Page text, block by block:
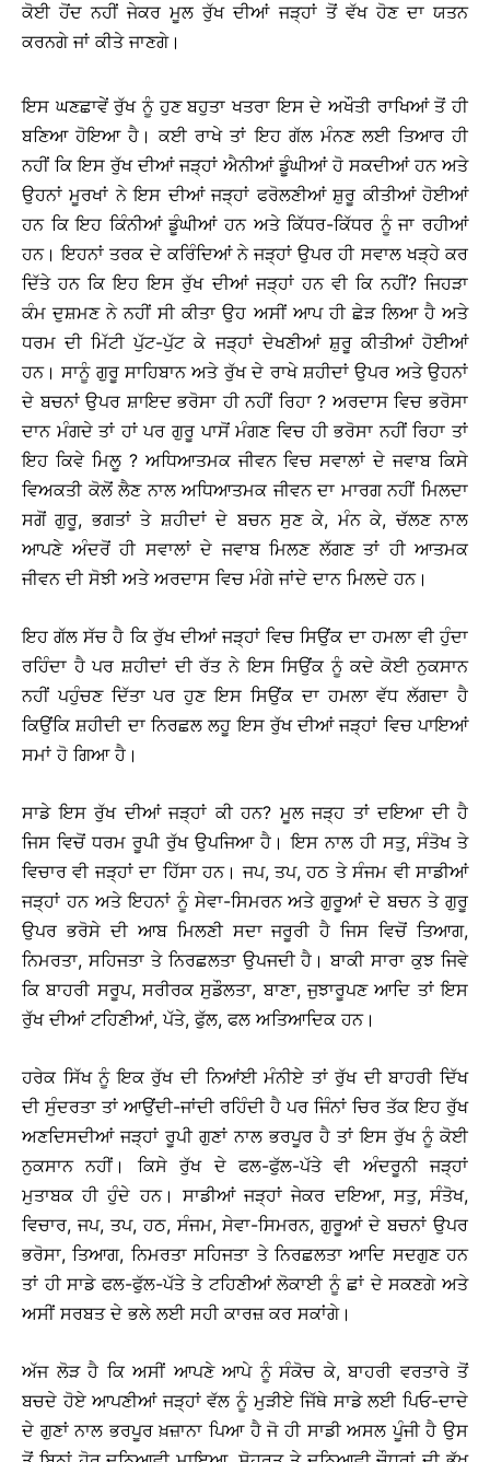
ਕੋਈ ਹੋਂਦ ਨਹੀਂ ਜੇਕਰ ਮੂਲ ਰੁੱਖ ਦੀਆਂ ਜੜ੍ਹਾਂ ਤੋਂ ਵੱਖ ਹੋਣ ਦਾ ਯਤਨ
ਕਰਨਗੇ ਜਾਂ ਕੀਤੇ ਜਾਣਗੇ।
ਇਸ ਘਣਛਾਵੇਂ ਰੁੱਖ ਨੂੰ ਹੁਣ ਬਹੁਤਾ ਖਤਰਾ ਇਸ ਦੇ ਅਖੌਤੀ ਰਾਖਿਆਂ ਤੋਂ ਹੀ
ਬਣਿਆ ਹੋਇਆ ਹੈ। ਕਈ ਰਾਖੇ ਤਾਂ ਇਹ ਗੱਲ ਮੰਨਣ ਲਈ ਤਿਆਰ ਹੀ
ਨਹੀਂ ਕਿ ਇਸ ਰੁੱਖ ਦੀਆਂ ਜੜ੍ਹਾਂ ਐਨੀਆਂ ਡੂੰਘੀਆਂ ਹੋ ਸਕਦੀਆਂ ਹਨ ਅਤੇ
ਉਹਨਾਂ ਮੂਰਖਾਂ ਨੇ ਇਸ ਦੀਆਂ ਜੜ੍ਹਾਂ ਫਰੋਲਣੀਆਂ ਸ਼ੁਰੂ ਕੀਤੀਆਂ ਹੋਈਆਂ
ਹਨ ਕਿ ਇਹ ਕਿੰਨੀਆਂ ਡੂੰਘੀਆਂ ਹਨ ਅਤੇ ਕਿੱਧਰ-ਕਿੱਧਰ ਨੂੰ ਜਾ ਰਹੀਆਂ
ਹਨ। ਇਹਨਾਂ ਤਰਕ ਦੇ ਕਰਿੰਦਿਆਂ ਨੇ ਜੜ੍ਹਾਂ ਉਪਰ ਹੀ ਸਵਾਲ ਖੜ੍ਹੇ ਕਰ
ਦਿੱਤੇ ਹਨ ਕਿ ਇਹ ਇਸ ਰੁੱਖ ਦੀਆਂ ਜੜ੍ਹਾਂ ਹਨ ਵੀ ਕਿ ਨਹੀਂ? ਜਿਹੜਾ
ਕੰਮ ਦੁਸ਼ਮਣ ਨੇ ਨਹੀਂ ਸੀ ਕੀਤਾ ਉਹ ਅਸੀਂ ਆਪ ਹੀ ਛੇੜ ਲਿਆ ਹੈ ਅਤੇ
ਧਰਮ ਦੀ ਮਿੱਟੀ ਪੁੱਟ-ਪੁੱਟ ਕੇ ਜੜ੍ਹਾਂ ਦੇਖਣੀਆਂ ਸ਼ੁਰੂ ਕੀਤੀਆਂ ਹੋਈਆਂ
ਹਨ। ਸਾਨੂੰ ਗੁਰੂ ਸਾਹਿਬਾਨ ਅਤੇ ਰੁੱਖ ਦੇ ਰਾਖੇ ਸ਼ਹੀਦਾਂ ਉਪਰ ਅਤੇ ਉਹਨਾਂ
ਦੇ ਬਚਨਾਂ ਉਪਰ ਸ਼ਾਇਦ ਭਰੋਸਾ ਹੀ ਨਹੀਂ ਰਿਹਾ ? ਅਰਦਾਸ ਵਿਚ ਭਰੋਸਾ
ਦਾਨ ਮੰਗਦੇ ਤਾਂ ਹਾਂ ਪਰ ਗੁਰੂ ਪਾਸੋਂ ਮੰਗਣ ਵਿਚ ਹੀ ਭਰੋਸਾ ਨਹੀਂ ਰਿਹਾ ਤਾਂ
ਇਹ ਕਿਵੇ ਮਿਲੂ ? ਅਧਿਆਤਮਕ ਜੀਵਨ ਵਿਚ ਸਵਾਲਾਂ ਦੇ ਜਵਾਬ ਕਿਸੇ
ਵਿਅਕਤੀ ਕੋਲੋਂ ਲੈਣ ਨਾਲ ਅਧਿਆਤਮਕ ਜੀਵਨ ਦਾ ਮਾਰਗ ਨਹੀਂ ਮਿਲਦਾ
ਸਗੋਂ ਗੁਰੂ, ਭਗਤਾਂ ਤੇ ਸ਼ਹੀਦਾਂ ਦੇ ਬਚਨ ਸੁਣ ਕੇ, ਮੰਨ ਕੇ, ਚੱਲਣ ਨਾਲ
ਆਪਣੇ ਅੰਦਰੋਂ ਹੀ ਸਵਾਲਾਂ ਦੇ ਜਵਾਬ ਮਿਲਣ ਲੱਗਣ ਤਾਂ ਹੀ ਆਤਮਕ
ਜੀਵਨ ਦੀ ਸੋਝੀ ਅਤੇ ਅਰਦਾਸ ਵਿਚ ਮੰਗੇ ਜਾਂਦੇ ਦਾਨ ਮਿਲਦੇ ਹਨ।
ਇਹ ਗੱਲ ਸੱਚ ਹੈ ਕਿ ਰੁੱਖ ਦੀਆਂ ਜੜ੍ਹਾਂ ਵਿਚ ਸਿਉਂਕ ਦਾ ਹਮਲਾ ਵੀ ਹੁੰਦਾ
ਰਹਿੰਦਾ ਹੈ ਪਰ ਸ਼ਹੀਦਾਂ ਦੀ ਰੱਤ ਨੇ ਇਸ ਸਿਉਂਕ ਨੂੰ ਕਦੇ ਕੋਈ ਨੁਕਸਾਨ
ਨਹੀਂ ਪਹੁੰਚਣ ਦਿੱਤਾ ਪਰ ਹੁਣ ਇਸ ਸਿਉਂਕ ਦਾ ਹਮਲਾ ਵੱਧ ਲੱਗਦਾ ਹੈ
ਕਿਉਂਕਿ ਸ਼ਹੀਦੀ ਦਾ ਨਿਰਛਲ ਲਹੂ ਇਸ ਰੁੱਖ ਦੀਆਂ ਜੜ੍ਹਾਂ ਵਿਚ ਪਾਇਆਂ
ਸਮਾਂ ਹੋ ਗਿਆ ਹੈ।
ਸਾਡੇ ਇਸ ਰੁੱਖ ਦੀਆਂ ਜੜ੍ਹਾਂ ਕੀ ਹਨ? ਮੂਲ ਜੜ੍ਹ ਤਾਂ ਦਇਆ ਦੀ ਹੈ
ਜਿਸ ਵਿਚੋਂ ਧਰਮ ਰੂਪੀ ਰੁੱਖ ਉਪਜਿਆ ਹੈ। ਇਸ ਨਾਲ ਹੀ ਸਤੁ, ਸੰਤੋਖ ਤੇ
ਵਿਚਾਰ ਵੀ ਜੜ੍ਹਾਂ ਦਾ ਹਿੱਸਾ ਹਨ। ਜਪ, ਤਪ, ਹਠ ਤੇ ਸੰਜਮ ਵੀ ਸਾਡੀਆਂ
ਜੜ੍ਹਾਂ ਹਨ ਅਤੇ ਇਹਨਾਂ ਨੂੰ ਸੇਵਾ-ਸਿਮਰਨ ਅਤੇ ਗੁਰੂਆਂ ਦੇ ਬਚਨ ਤੇ ਗੁਰੂ
ਉਪਰ ਭਰੋਸੇ ਦੀ ਆਬ ਮਿਲਣੀ ਸਦਾ ਜਰੂਰੀ ਹੈ ਜਿਸ ਵਿਚੋਂ ਤਿਆਗ,
ਨਿਮਰਤਾ, ਸਹਿਜਤਾ ਤੇ ਨਿਰਛਲਤਾ ਉਪਜਦੀ ਹੈ। ਬਾਕੀ ਸਾਰਾ ਕੁਝ ਜਿਵੇ
ਕਿ ਬਾਹਰੀ ਸਰੂਪ, ਸਰੀਰਕ ਸੁਡੌਲਤਾ, ਬਾਣਾ, ਜੁਝਾਰੂਪਣ ਆਦਿ ਤਾਂ ਇਸ
ਰੁੱਖ ਦੀਆਂ ਟਹਿਣੀਆਂ, ਪੱਤੇ, ਫੁੱਲ, ਫਲ ਅਤਿਆਦਿਕ ਹਨ।
ਹਰੇਕ ਸਿੱਖ ਨੂੰ ਇਕ ਰੁੱਖ ਦੀ ਨਿਆਂਈ ਮੰਨੀਏ ਤਾਂ ਰੁੱਖ ਦੀ ਬਾਹਰੀ ਦਿੱਖ
ਦੀ ਸੁੰਦਰਤਾ ਤਾਂ ਆਉਂਦੀ-ਜਾਂਦੀ ਰਹਿੰਦੀ ਹੈ ਪਰ ਜਿੰਨਾਂ ਚਿਰ ਤੱਕ ਇਹ ਰੁੱਖ
ਅਣਦਿਸਦੀਆਂ ਜੜ੍ਹਾਂ ਰੂਪੀ ਗੁਣਾਂ ਨਾਲ ਭਰਪੂਰ ਹੈ ਤਾਂ ਇਸ ਰੁੱਖ ਨੂੰ ਕੋਈ
ਨੁਕਸਾਨ ਨਹੀਂ। ਕਿਸੇ ਰੁੱਖ ਦੇ ਫਲ-ਫੁੱਲ-ਪੱਤੇ ਵੀ ਅੰਦਰੂਨੀ ਜੜ੍ਹਾਂ
ਮੁਤਾਬਕ ਹੀ ਹੁੰਦੇ ਹਨ। ਸਾਡੀਆਂ ਜੜ੍ਹਾਂ ਜੇਕਰ ਦਇਆ, ਸਤੁ, ਸੰਤੋਖ,
ਵਿਚਾਰ, ਜਪ, ਤਪ, ਹਠ, ਸੰਜਮ, ਸੇਵਾ-ਸਿਮਰਨ, ਗੁਰੂਆਂ ਦੇ ਬਚਨਾਂ ਉਪਰ
ਭਰੋਸਾ, ਤਿਆਗ, ਨਿਮਰਤਾ ਸਹਿਜਤਾ ਤੇ ਨਿਰਛਲਤਾ ਆਦਿ ਸਦਗੁਣ ਹਨ
ਤਾਂ ਹੀ ਸਾਡੇ ਫਲ-ਫੁੱਲ-ਪੱਤੇ ਤੇ ਟਹਿਣੀਆਂ ਲੋਕਾਈ ਨੂੰ ਛਾਂ ਦੇ ਸਕਣਗੇ ਅਤੇ
ਅਸੀਂ ਸਰਬਤ ਦੇ ਭਲੇ ਲਈ ਸਹੀ ਕਾਰਜ਼ ਕਰ ਸਕਾਂਗੇ।
ਅੱਜ ਲੋੜ ਹੈ ਕਿ ਅਸੀਂ ਆਪਣੇ ਆਪੇ ਨੂੰ ਸੰਕੋਚ ਕੇ, ਬਾਹਰੀ ਵਰਤਾਰੇ ਤੋਂ
ਬਚਦੇ ਹੋਏ ਆਪਣੀਆਂ ਜੜ੍ਹਾਂ ਵੱਲ ਨੂੰ ਮੁੜੀਏ ਜਿੱਥੇ ਸਾਡੇ ਲਈ ਪਿਓ-ਦਾਦੇ
ਦੇ ਗੁਣਾਂ ਨਾਲ ਭਰਪੂਰ ਖ਼ਜ਼ਾਨਾ ਪਿਆ ਹੈ ਜੋ ਹੀ ਸਾਡੀ ਅਸਲ ਪੂੰਜੀ ਹੈ ਉਸ